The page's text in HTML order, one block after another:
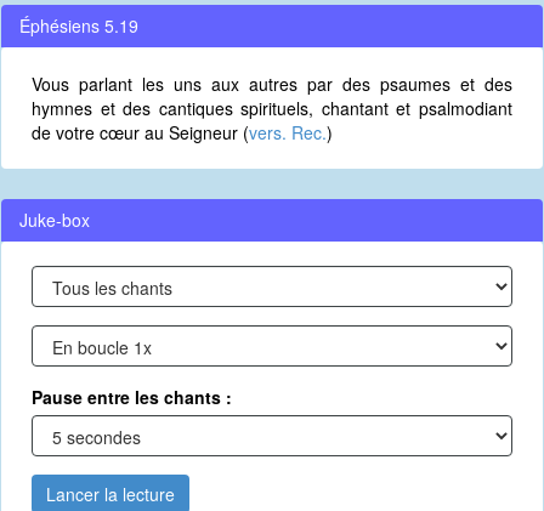
Éphésiens 5.19
Vous parlant les uns aux autres par des psaumes et des
hymnes et des cantiques spirituels, chantant et psalmodiant
de votre cœur au Seigneur (vers. Rec.)
Juke-box
Pause entre les chants :
Lancer la lecture